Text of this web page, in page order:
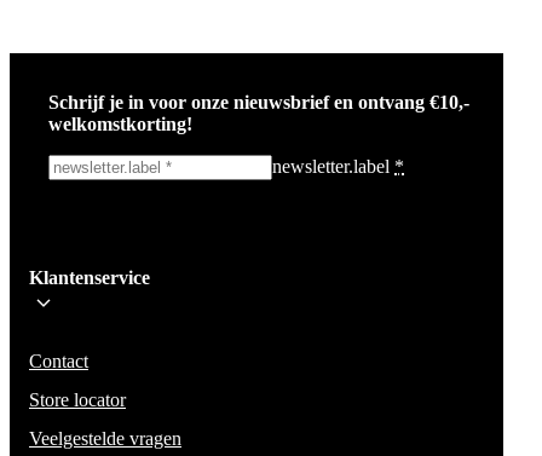
Schrijf je in voor onze nieuwsbrief en ontvang €10,-
welkomstkorting!
newsletter.label *
Wees op de hoogte voor het laatste nieuws, campagnes en acties. We
mail niet delen en geen spam verzenden.
Klantenservice
Contact
Store locator
Veelgestelde vragen